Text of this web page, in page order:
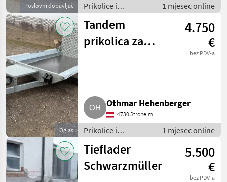
Poslovni dobavljač
Prikolice i
transportna vozila /
Niski utovarivači
1 mjesec online
Oglas
Tandem
prikolica za
4.750
€
bez PDV-a
Othmar Hehenberger
4730 Stroheim
Prikolice i
transportna vozila /
Niski utovarivači
1 mjesec online
Tieflader
Schwarzmüller
5.500
€
bez PDV-a